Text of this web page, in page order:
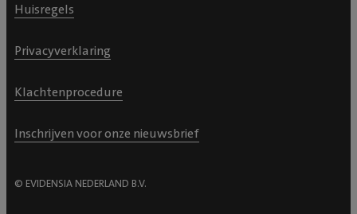
Huisregels
Privacyverklaring
Klachtenprocedure
Inschrijven voor onze nieuwsbrief
© EVIDENSIA NEDERLAND B.V.